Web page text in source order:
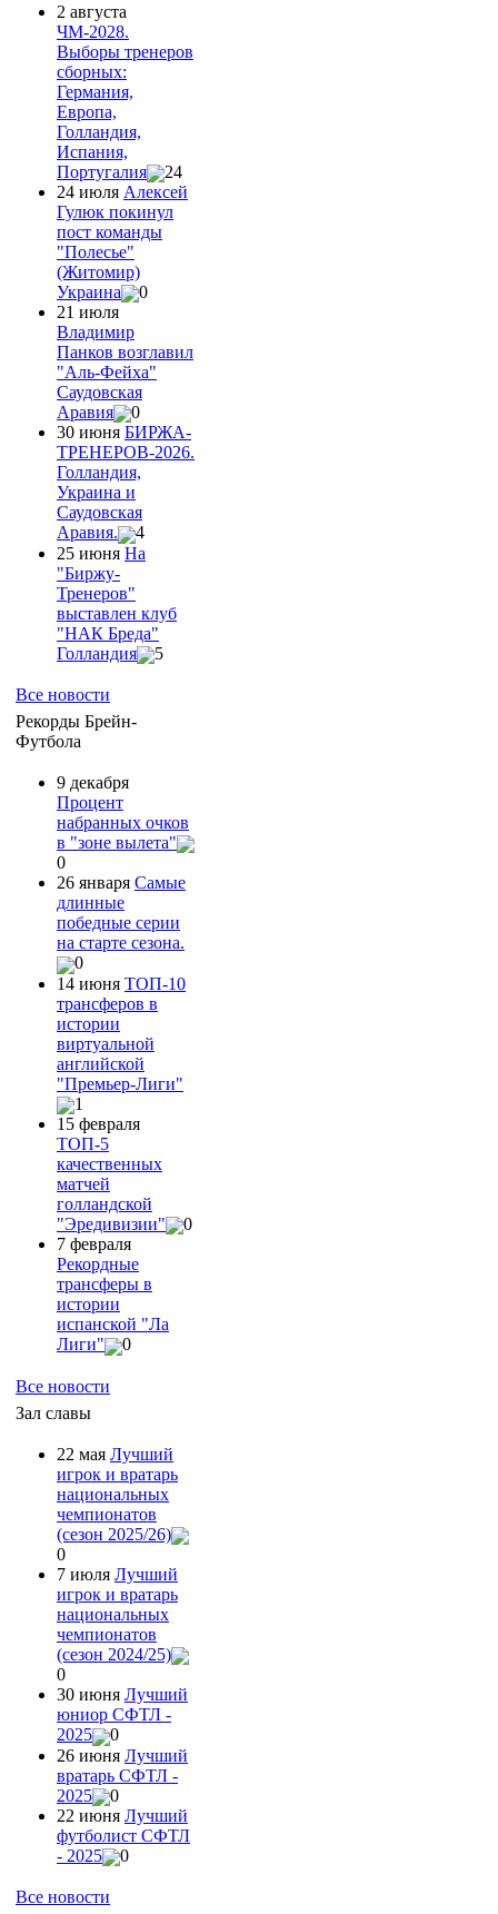
2 августа
ЧМ-2028.
Выборы тренеров
сборных:
Германия,
Европа,
Голландия,
Испания,
Португалия
24
24 июля Алексей
Гулюк покинул
пост команды
"Полесье"
(Житомир)
Украина
0
21 июля
Владимир
Панков возглавил
"Аль-Фейха"
Саудовская
Аравия
0
30 июня БИРЖА-
ТРЕНЕРОВ-2026.
Голландия,
Украина и
Саудовская
Аравия.
4
25 июня На
"Биржу-
Тренеров"
выставлен клуб
"НАК Бреда"
Голландия
5
Все новости
Рекорды Брейн-
Футбола
9 декабря
Процент
набранных очков
в "зоне вылета"
0
26 января Самые
длинные
победные серии
на старте сезона.
0
14 июня ТОП-10
трансферов в
истории
виртуальной
английской
"Премьер-Лиги"
1
15 февраля
ТОП-5
качественных
матчей
голландской
"Эредивизии"
0
7 февраля
Рекордные
трансферы в
истории
испанской "Ла
Лиги"
0
Все новости
Зал славы
22 мая Лучший
игрок и вратарь
национальных
чемпионатов
(сезон 2025/26)
0
7 июля Лучший
игрок и вратарь
национальных
чемпионатов
(сезон 2024/25)
0
30 июня Лучший
юниор СФТЛ -
2025
0
26 июня Лучший
вратарь СФТЛ -
2025
0
22 июня Лучший
футболист СФТЛ
- 2025
0
Все новости